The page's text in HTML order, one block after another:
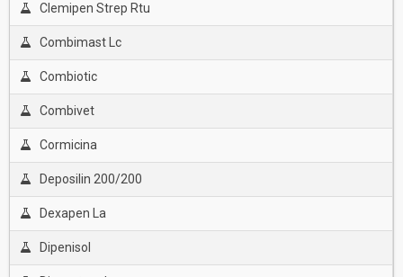
Clemipen Strep Rtu
Combimast Lc
Combiotic
Combivet
Cormicina
Deposilin 200/200
Dexapen La
Dipenisol